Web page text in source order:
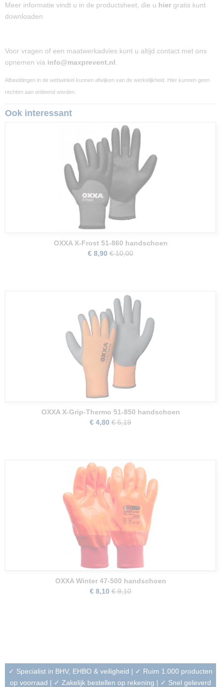
Meer informatie vindt u in de productsheet, die u hier gratis kunt
downloaden
Voor vragen of een maatwerkadvies kunt u altijd contact met ons
opnemen via info@maxprevent.nl
Afbeeldingen in de webwinkel kunnen afwijken van de werkelijkheid. Hier kunnen geen
rechten aan ontleend worden.
Ook interessant
OXXA X-Frost 51-860 handschoen
€ 8,90 € 10,00
OXXA X-Grip-Thermo 51-850 handschoen
€ 4,80 € 5,19
OXXA Winter 47-500 handschoen
€ 8,10 € 9,10
✓ Specialist in BHV, EHBO & veiligheid | ✓ Ruim 1.000 producten
op voorraad | ✓ Zakelijk bestellen op rekening | ✓ Snel geleverd